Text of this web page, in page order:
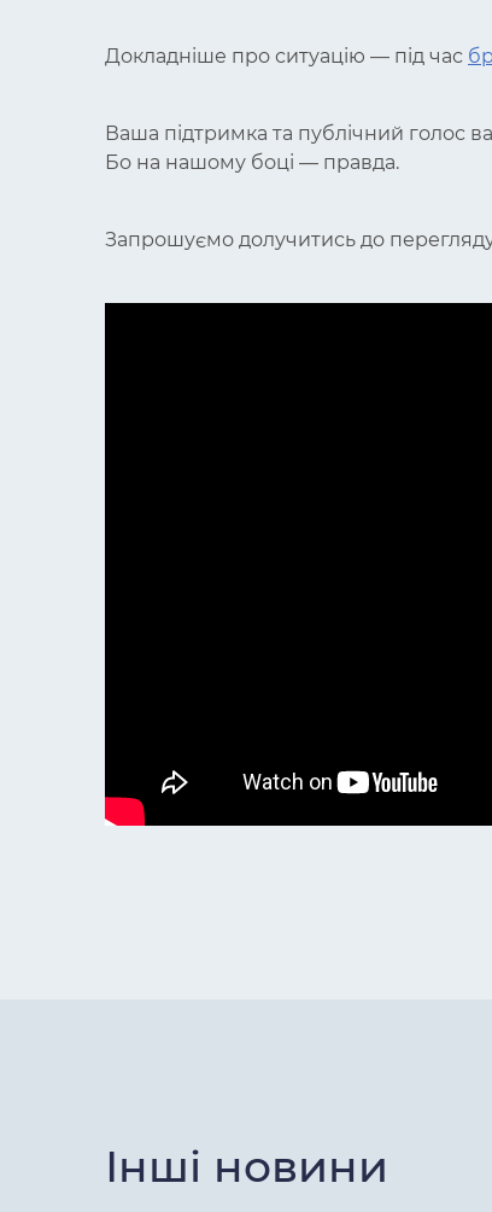
Докладніше про ситуацію — під час
Ваша підтримка та публічний голос
Бо на нашому боці — правда.
Запрошуємо долучитись до
Інші новини